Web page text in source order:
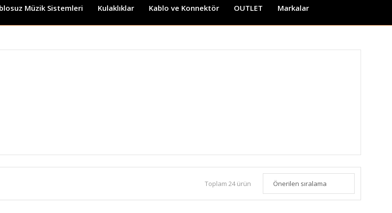
Müzik Sistemleri Kulaklıklar Kablo ve Konnektör OUTLET Markalar
Toplam 24 ürün